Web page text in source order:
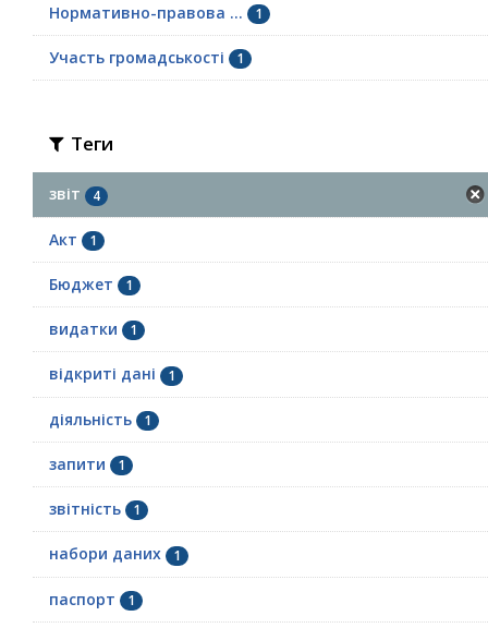
Нормативно-правова ... 1
Участь громадськості 1
Теги
звіт 4
Акт 1
Бюджет 1
видатки 1
відкриті дані 1
діяльність 1
запити 1
звітність 1
набори даних 1
паспорт 1